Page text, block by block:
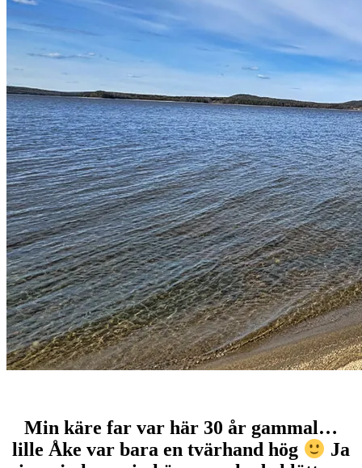
Min käre far var här 30 år gammal…
lille Åke var bara en tvärhand hög
Ja